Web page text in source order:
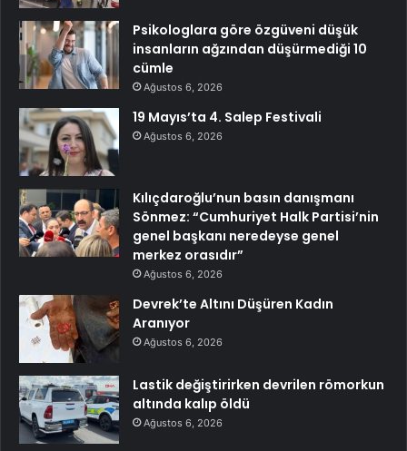
Psikologlara göre özgüveni düşük
insanların ağzından düşürmediği 10
cümle
Ağustos 6, 2026
19 Mayıs’ta 4. Salep Festivali
Ağustos 6, 2026
Kılıçdaroğlu’nun basın danışmanı
Sönmez: “Cumhuriyet Halk Partisi’nin
genel başkanı neredeyse genel
merkez orasıdır”
Ağustos 6, 2026
Devrek’te Altını Düşüren Kadın
Aranıyor
Ağustos 6, 2026
Lastik değiştirirken devrilen römorkun
altında kalıp öldü
Ağustos 6, 2026